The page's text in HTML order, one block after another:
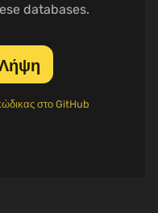
databases.
στο GitHub